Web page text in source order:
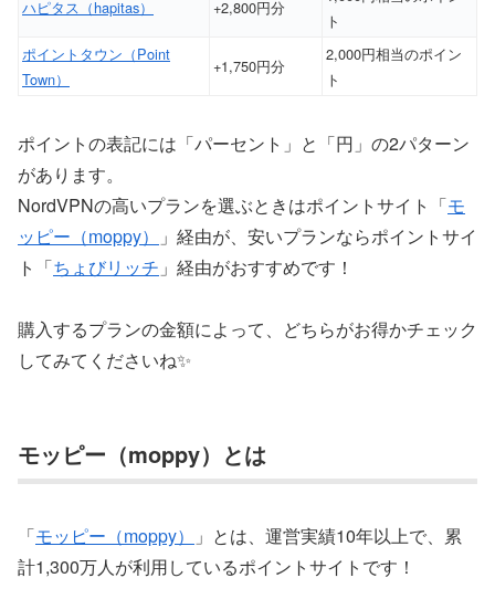
ハピタス（hapitas） +2,800円分
ト
ポイントタウン（Point
Town）
+1,750円分
2,000円相当のポイン
ト
ポイントの表記には「パーセント」と「円」の2パターン
があります。
NordVPNの高いプランを選ぶときはポイントサイト「モ
ッピー（moppy）
」経由が、安いプランならポイントサイ
ト「ちょびリッチ 」経由がおすすめです！
購入するプランの金額によって、どちらがお得かチェック
してみてくださいね✨
モッピー（moppy）とは
「モッピー（moppy）
」とは、運営実績10年以上で、累
計1,300万人が利用しているポイントサイトです！